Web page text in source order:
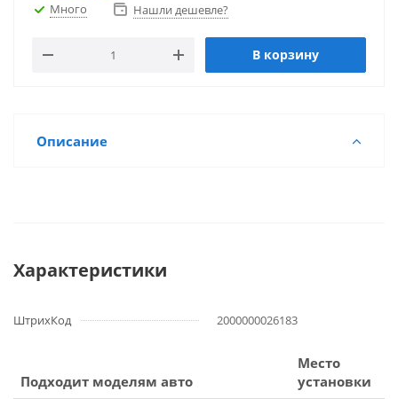
Много
Нашли дешевле?
В корзину
Описание
Характеристики
ШтрихКод 2000000026183
Подходит моделям авто
Место
установки